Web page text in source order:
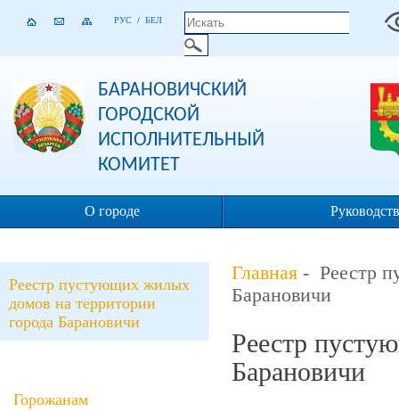
РУС / БЕЛ
БАРАНОВИЧСКИЙ
ГОРОДСКОЙ
ИСПОЛНИТЕЛЬНЫЙ
КОМИТЕТ
О городе
Реестр пустующих жилых
домов на территории
города Барановичи
Горожанам
Главная - Реестр
Барановичи
Реестр
Барановичи